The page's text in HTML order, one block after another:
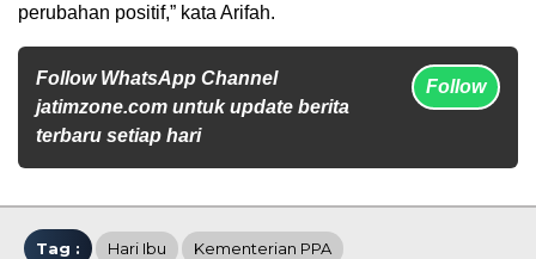
perubahan positif,” kata Arifah.
Follow WhatsApp Channel
jatimzone.com untuk update berita
terbaru setiap hari
Follow
Tag : Hari Ibu Kementerian PPA